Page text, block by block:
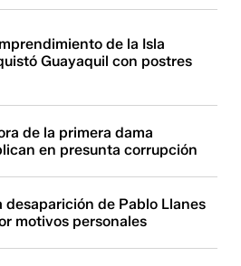
de la Isla
Guayaquil con postres
de la primera dama
en presunta corrupción
desaparición de Pablo Llanes
motivos personales